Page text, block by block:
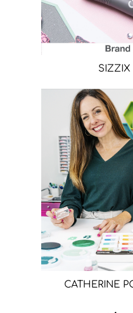
SIZZIX
CATHERINE